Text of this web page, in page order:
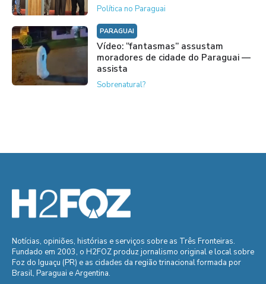
Política no Paraguai
PARAGUAI
Vídeo: “fantasmas” assustam
moradores de cidade do Paraguai —
assista
Sobrenatural?
Notícias, opiniões, histórias e serviços sobre as Três Fronteiras.
Fundado em 2003, o H2FOZ produz jornalismo original e local sobre
Foz do Iguaçu (PR) e as cidades da região trinacional formada por
Brasil, Paraguai e Argentina.